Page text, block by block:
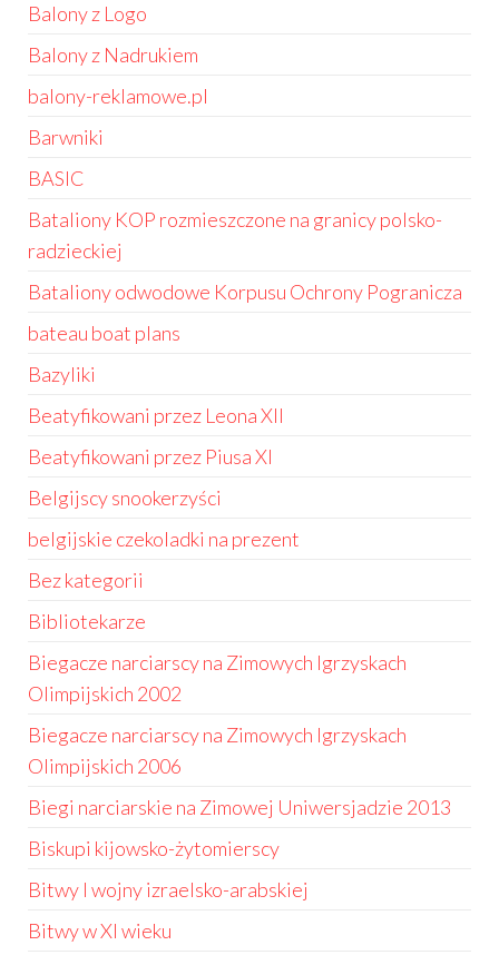
Balony z Logo
Balony z Nadrukiem
balony-reklamowe.pl
Barwniki
BASIC
Bataliony KOP rozmieszczone na granicy polsko-
radzieckiej
Bataliony odwodowe Korpusu Ochrony Pogranicza
bateau boat plans
Bazyliki
Beatyfikowani przez Leona XII
Beatyfikowani przez Piusa XI
Belgijscy snookerzyści
belgijskie czekoladki na prezent
Bez kategorii
Bibliotekarze
Biegacze narciarscy na Zimowych Igrzyskach
Olimpijskich 2002
Biegacze narciarscy na Zimowych Igrzyskach
Olimpijskich 2006
Biegi narciarskie na Zimowej Uniwersjadzie 2013
Biskupi kijowsko-żytomierscy
Bitwy I wojny izraelsko-arabskiej
Bitwy w XI wieku